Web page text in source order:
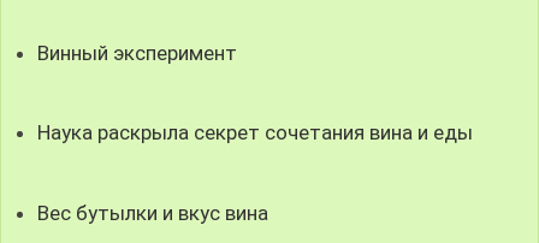
Винный эксперимент
Наука раскрыла секрет сочетания вина и еды
Вес бутылки и вкус вина